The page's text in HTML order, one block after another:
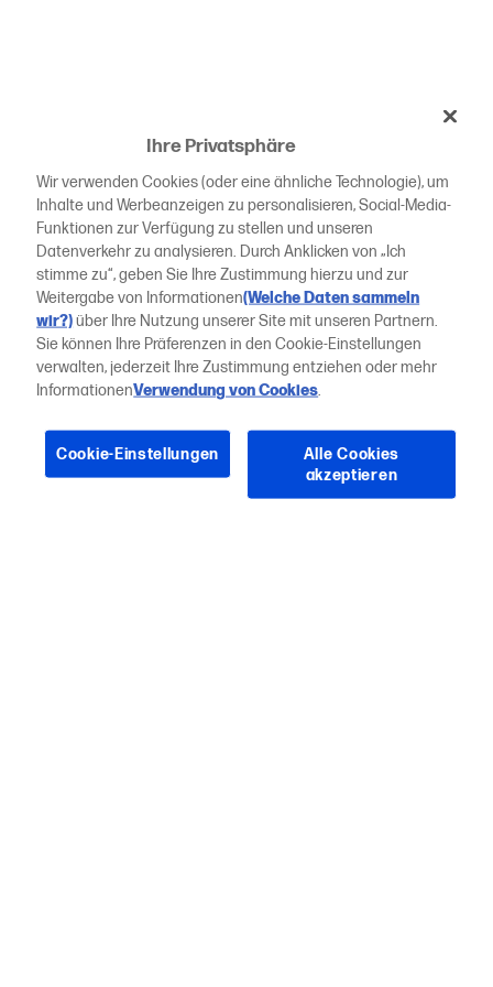
Ihre Privatsphäre
Wir verwenden Cookies (oder eine ähnliche Technologie), um
Inhalte und Werbeanzeigen zu personalisieren, Social-Media-
Funktionen zur Verfügung zu stellen und unseren
Datenverkehr zu analysieren. Durch Anklicken von „Ich
stimme zu“, geben Sie Ihre Zustimmung hierzu und zur
Weitergabe von Informationen(Welche Daten sammeln
wir?)über Ihre Nutzung unserer Site mit unseren Partnern.
Sie können Ihre Präferenzen in den Cookie-Einstellungen
verwalten, jederzeit Ihre Zustimmung entziehen oder mehr
InformationenVerwendung von Cookies.
Cookie-Einstellungen
Alle Cookies
akzeptieren